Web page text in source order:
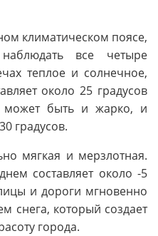
климатическом поясе,
все четыре
теплое и солнечное,
около 25 градусов
может быть и жарко, и
градусов.
мягкая и мерзлотная.
составляет около -5
и дороги мгновенно
снега, который создает
города.